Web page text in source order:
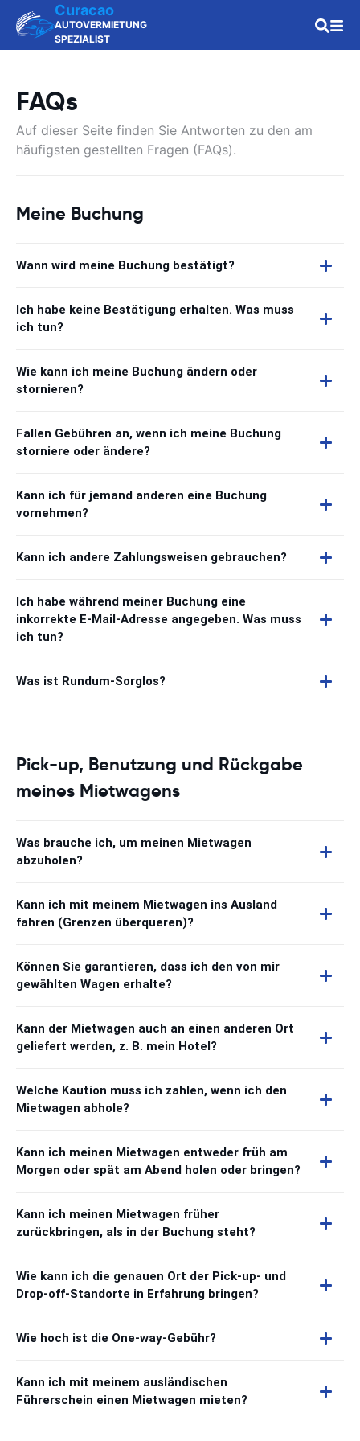
Curacao
AUTOVERMIETUNG
SPEZIALIST
FAQs
Auf dieser Seite finden Sie Antworten zu den am
häufigsten gestellten Fragen (FAQs).
Meine Buchung
Wann wird meine Buchung bestätigt?
Ich habe keine Bestätigung erhalten. Was muss
ich tun?
Wie kann ich meine Buchung ändern oder
stornieren?
Fallen Gebühren an, wenn ich meine Buchung
storniere oder ändere?
Kann ich für jemand anderen eine Buchung
vornehmen?
Kann ich andere Zahlungsweisen gebrauchen?
Ich habe während meiner Buchung eine
inkorrekte E-Mail-Adresse angegeben. Was muss
ich tun?
Was ist Rundum-Sorglos?
Pick-up, Benutzung und Rückgabe
meines Mietwagens
Was brauche ich, um meinen Mietwagen
abzuholen?
Kann ich mit meinem Mietwagen ins Ausland
fahren (Grenzen überqueren)?
Können Sie garantieren, dass ich den von mir
gewählten Wagen erhalte?
Kann der Mietwagen auch an einen anderen Ort
geliefert werden, z. B. mein Hotel?
Welche Kaution muss ich zahlen, wenn ich den
Mietwagen abhole?
Kann ich meinen Mietwagen entweder früh am
Morgen oder spät am Abend holen oder bringen?
Kann ich meinen Mietwagen früher
zurückbringen, als in der Buchung steht?
Wie kann ich die genauen Ort der Pick-up- und
Drop-off-Standorte in Erfahrung bringen?
Wie hoch ist die One-way-Gebühr?
Kann ich mit meinem ausländischen
Führerschein einen Mietwagen mieten?